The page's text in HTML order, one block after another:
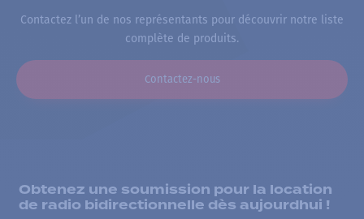
Contactez l’un de nos représentants pour découvrir notre liste
complète de produits.
Contactez-nous
Obtenez une soumission pour la location
de radio bidirectionnelle dès aujourdhui !